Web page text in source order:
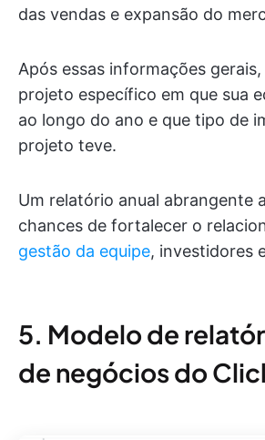
das vendas e expansão do
Após essas informações
projeto específico em que sua
ao longo do ano e que tipo de
projeto teve.
Um relatório anual abrangente
chances de fortalecer o
gestão da equipe, investidores
5. Modelo de
de negócios do